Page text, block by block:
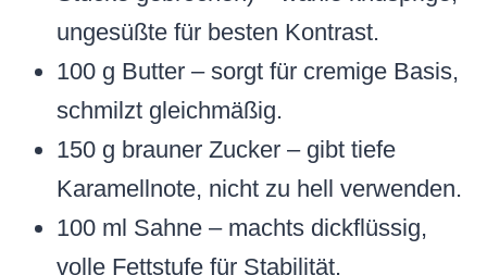
ungesüßte für besten Kontrast.
100 g Butter – sorgt für cremige Basis,
schmilzt gleichmäßig.
150 g brauner Zucker – gibt tiefe
Karamellnote, nicht zu hell verwenden.
100 ml Sahne – machts dickflüssig,
volle Fettstufe für Stabilität.